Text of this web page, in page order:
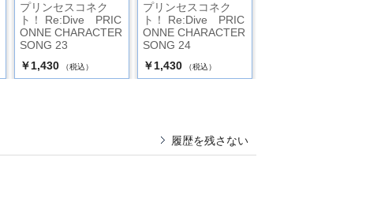
プリンセスコネク
ト！ Re:Dive PRIC
ONNE CHARACTER
SONG 23
￥1,430
（税込）
プリンセスコネク
ト！ Re:Dive PRIC
ONNE CHARACTER
SONG 24
￥1,430
（税込）
履歴を残さない